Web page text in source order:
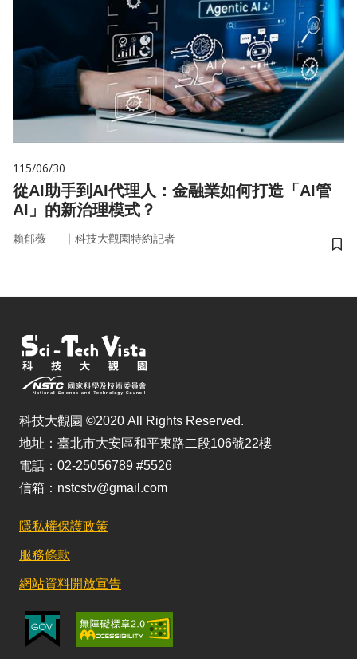
115/06/30
從AI助手到AI代理人：金融業如何打造「AI管
AI」的新治理模式？
賴郁薇 ｜ 科技大觀園特約記者
儲
科技大觀園 ©2020 All Rights Reserved.
地址：臺北市大安區和平東路二段106號22樓
電話：02-25056789 #5526
信箱：nstcstv@gmail.com
隱私權保護政策
服務條款
網站資料開放宣告